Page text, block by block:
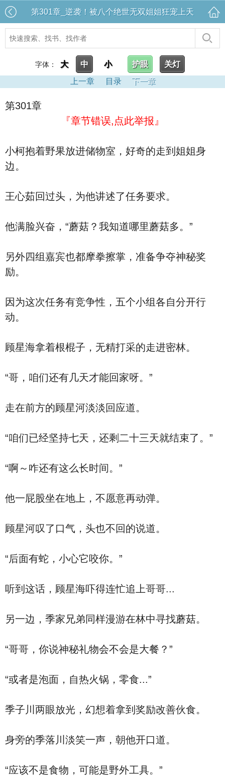
第301章_逆袭！被八个绝世无双姐姐狂宠上天
字体： 大 中 小 护眼
关灯
上一章
目录 下一章
第301章
『章节错误,点此举报』
小柯抱着野果放进储物室，好奇的走到姐姐身
边。
王心茹回过头，为他讲述了任务要求。
他满脸兴奋，“蘑菇？我知道哪里蘑菇多。”
另外四组嘉宾也都摩拳擦掌，准备争夺神秘奖
励。
因为这次任务有竞争性，五个小组各自分开行
动。
顾星海拿着根棍子，无精打采的走进密林。
“哥，咱们还有几天才能回家呀。”
走在前方的顾星河淡淡回应道。
“咱们已经坚持七天，还剩二十三天就结束了。”
“啊～咋还有这么长时间。”
他一屁股坐在地上，不愿意再动弹。
顾星河叹了口气，头也不回的说道。
“后面有蛇，小心它咬你。”
听到这话，顾星海吓得连忙追上哥哥...
另一边，季家兄弟同样漫游在林中寻找蘑菇。
“哥哥，你说神秘礼物会不会是大餐？”
“或者是泡面，自热火锅，零食...”
季子川两眼放光，幻想着拿到奖励改善伙食。
身旁的季落川淡笑一声，朝他开口道。
“应该不是食物，可能是野外工具。”